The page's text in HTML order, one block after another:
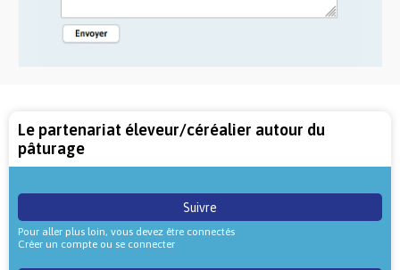
Le partenariat éleveur/céréalier autour du
pâturage
Suivre
Pour aller plus loin, vous devez être connectés
Créer un compte ou se connecter